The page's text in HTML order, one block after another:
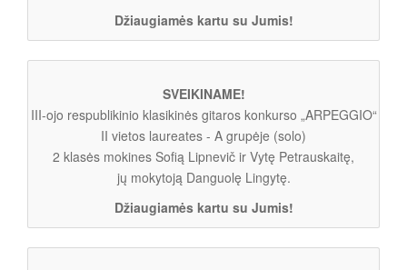
Džiaugiamės kartu su Jumis!
SVEIKINAME!
III-ojo respublikinio klasikinės gitaros konkurso „ARPEGGIO“
II vietos laureates - A grupėje (solo)
2 klasės mokines Sofią Lipnevič ir Vytę Petrauskaitę,
jų mokytoją Danguolę Lingytę.
Džiaugiamės kartu su Jumis!